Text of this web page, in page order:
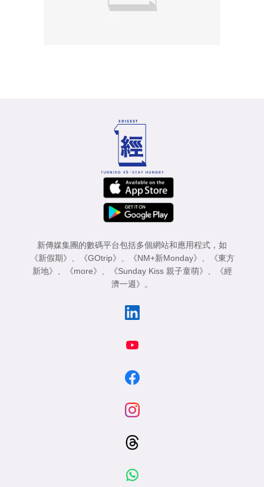
新傳媒集團的數碼平台包括多個網站和應用程式，如
《新假期》
《GOtrip》 《NM+新Monday》
《東方
新地》
《more》 《Sunday Kiss 親子童萌》
《經
濟一週》
。